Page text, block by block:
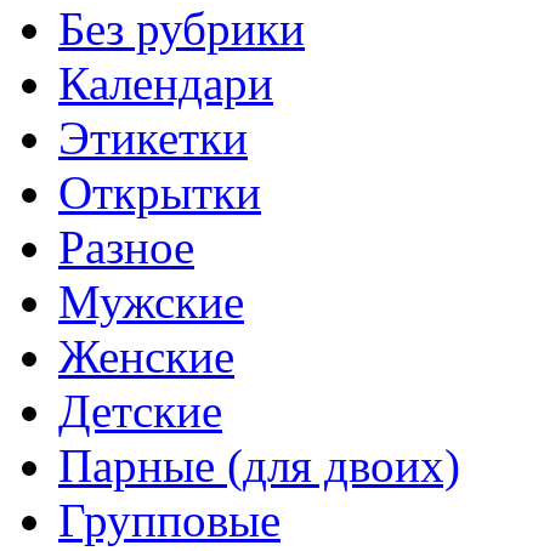
Без рубрики
Календари
Этикетки
Открытки
Разное
Мужские
Женские
Детские
Парные (для двоих)
Групповые